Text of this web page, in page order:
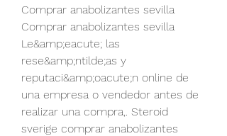
Comprar anabolizantes sevilla
Comprar anabolizantes sevilla
Le&amp;eacute; las
rese&amp;ntilde;as y
reputaci&amp;oacute;n online de
una empresa o vendedor antes de
realizar una compra,. Steroid
sverige comprar anabolizantes